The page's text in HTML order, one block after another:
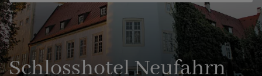
Schlosshotel Neufahrn